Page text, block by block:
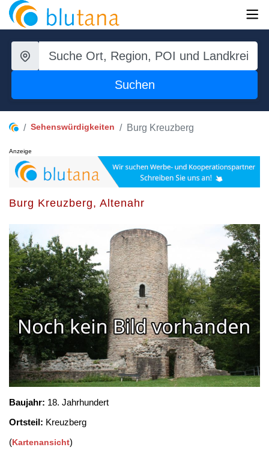
Suchen
Sehenswürdigkeiten Burg Kreuzberg
Anzeige
Burg Kreuzberg, Altenahr
Baujahr: 18. Jahrhundert
Ortsteil: Kreuzberg
(Kartenansicht)